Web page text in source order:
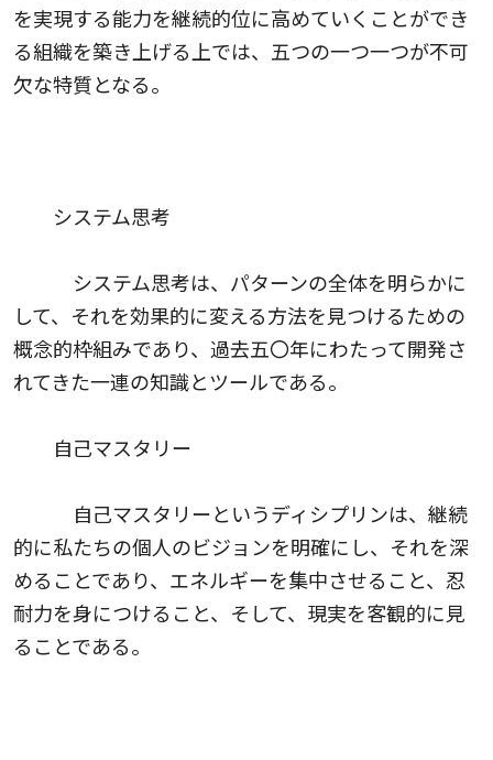
を実現する能力を継続的位に高めていくことができ
る組織を築き上げる上では、五つの一つ一つが不可
欠な特質となる。
システム思考
システム思考は、パターンの全体を明らかに
して、それを効果的に変える方法を見つけるための
概念的枠組みであり、過去五〇年にわたって開発さ
れてきた一連の知識とツールである。
自己マスタリー
自己マスタリーというディシプリンは、継続
的に私たちの個人のビジョンを明確にし、それを深
めることであり、エネルギーを集中させること、忍
耐力を身につけること、そして、現実を客観的に見
ることである。